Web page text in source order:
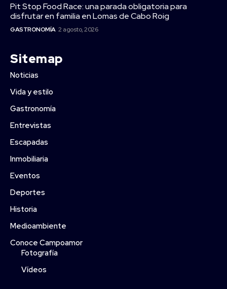
Pit Stop Food Race: una parada obligatoria para
disfrutar en familia en Lomas de Cabo Roig
GASTRONOMÍA 2 agosto, 2026
Sitemap
Noticias
Vida y estilo
Gastronomía
Entrevistas
Escapadas
Inmobiliaria
Eventos
Deportes
Historia
Medioambiente
Conoce Campoamor
Fotografía
Vídeos